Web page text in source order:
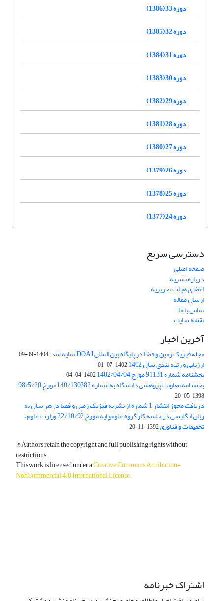
دوره 33 (1386)
دوره 32 (1385)
دوره 31 (1384)
دوره 30 (1383)
دوره 29 (1382)
دوره 28 (1381)
دوره 27 (1380)
دوره 26 (1379)
دوره 25 (1378)
دوره 24 (1377)
دسترسی سریع
صفحه اصلی
درباره نشریه
اعضای هیات تحریریه
ارسال مقاله
تماس با ما
نقشه سایت
آخرین اخبار
مجله فیزیک زمین و فضا در پایگاه بین المللی DOAJ نمایه شد. 1404-09-09
ارزیابی و رتبه بندی سال 1402 1402-07-01
بخشنامه شماره 91131 مورخ 1402/04/04 1402-04-04
بخشنامه معاونت پژوهشی دانشگاه به شماره 140/130382 مورخ 98/5/20
1398-05-20
دریافت مجوز انتشار 1 شماره از نشریه فیزیک زمین و فضا در هر سال به
زبان انگلیسی در جلسه کار گروه علوم پایه مورخ 22/10/92 وزارت علوم،
تحقیقات و فناوری1392-11-20
© Authors retain the copyright and full publishing rights without
restrictions.
This work is licensed under aCreative Commons Attribution-
NonCommercial 4.0 International License.
اشتراک خبرنامه